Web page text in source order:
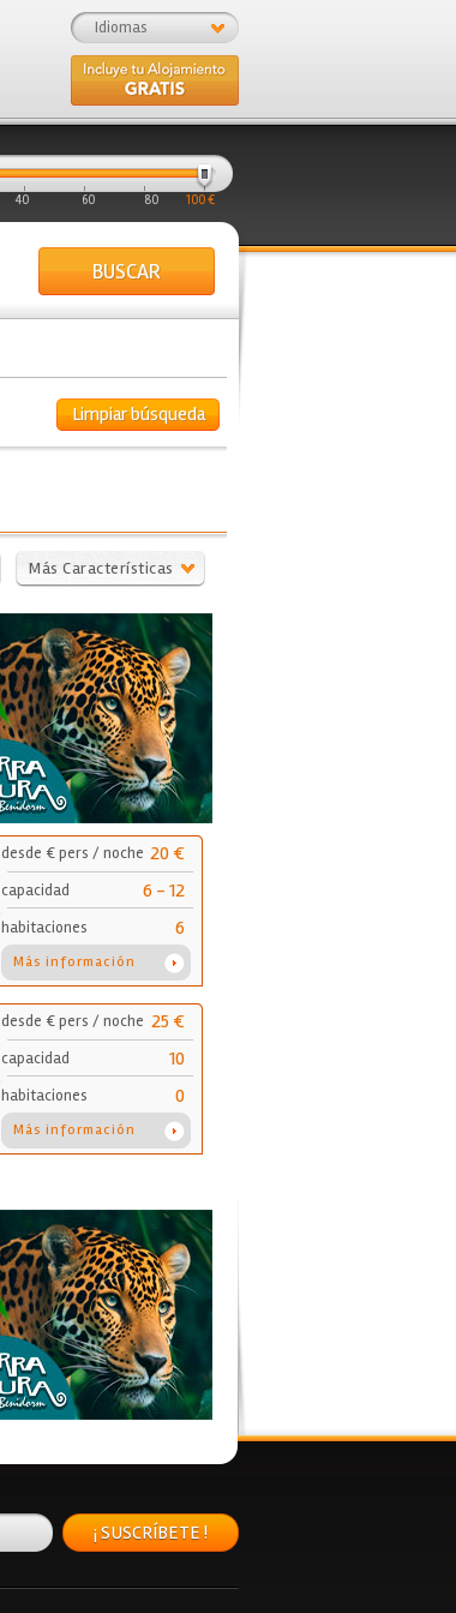
Idiomas
40 60 80 100 €
BUSCAR
Limpiar búsqueda
Más Características
desde € pers / noche 20 €
capacidad 6 - 12
habitaciones 6
Más información
desde € pers / noche 25 €
capacidad 10
habitaciones 0
Más información
¡ SUSCRÍBETE !